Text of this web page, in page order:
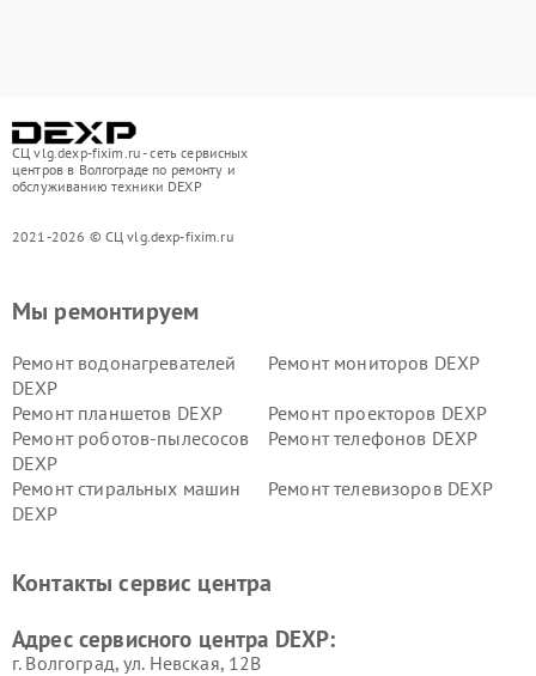
СЦ vlg.dexp-fixim.ru - сеть сервисных
центров в Волгограде по ремонту и
обслуживанию техники DEXP
2021-2026 © СЦ vlg.dexp-fixim.ru
Мы ремонтируем
Ремонт водонагревателей
DEXP
Ремонт мониторов DEXP
Ремонт планшетов DEXP
Ремонт проекторов DEXP
Ремонт роботов-пылесосов
DEXP
Ремонт телефонов DEXP
Ремонт стиральных машин
DEXP
Ремонт телевизоров DEXP
Ремонт серверов DEXP
Ремонт мини пк DEXP
Контакты сервис центра
Адрес сервисного центра DEXP:
г. Волгоград, ул. Невская, 12В